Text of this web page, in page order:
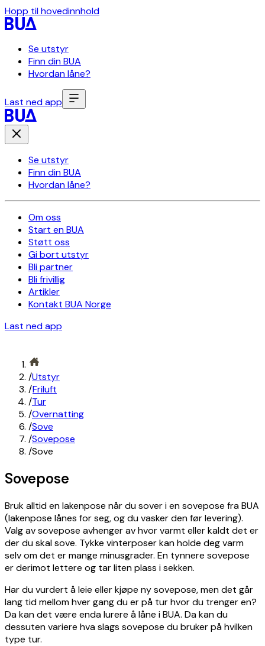
Hopp til hovedinnhold
Se utstyr
Finn din BUA
Hvordan låne?
Last ned app
Se utstyr
Finn din BUA
Hvordan låne?
Om oss
Start en BUA
Støtt oss
Gi bort utstyr
Bli partner
Bli frivillig
Artikler
Kontakt BUA Norge
Last ned app
/Utstyr
/Friluft
/Tur
/Overnatting
/Sove
/Sovepose
/Sove
Sovepose
Bruk alltid en lakenpose når du sover i en sovepose fra BUA
(lakenpose lånes for seg, og du vasker den før levering).
Valg av sovepose avhenger av hvor varmt eller kaldt det er
der du skal sove. Tykke vinterposer kan holde deg varm
selv om det er mange minusgrader. En tynnere sovepose
er derimot lettere og tar liten plass i sekken.
Har du vurdert å leie eller kjøpe ny sovepose, men det går
lang tid mellom hver gang du er på tur hvor du trenger en?
Da kan det være enda lurere å låne i BUA. Da kan du
dessuten variere hva slags sovepose du bruker på hvilken
type tur.